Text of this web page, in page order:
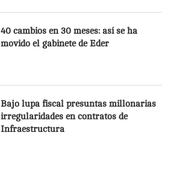
40 cambios en 30 meses: así se ha
movido el gabinete de Eder
Bajo lupa fiscal presuntas millonarias
irregularidades en contratos de
Infraestructura